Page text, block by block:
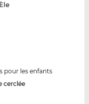
pour les enfants
cerclée